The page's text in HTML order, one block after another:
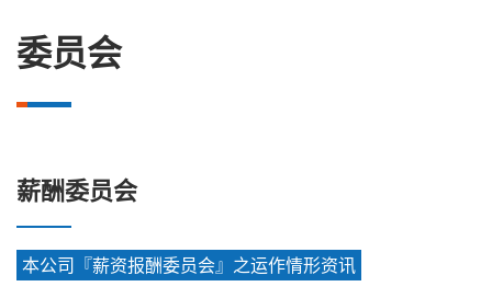
委员会
薪酬委员会
本公司『薪资报酬委员会』之运作情形资讯